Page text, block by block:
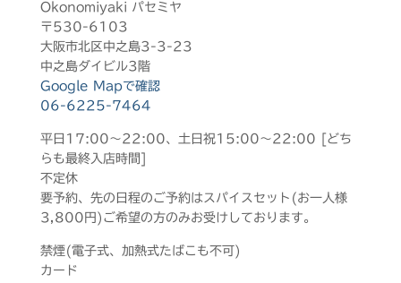
Okonomiyaki パセミヤ
〒530-6103
大阪市北区中之島3-3-23
中之島ダイビル3階
Google Mapで確認
06-6225-7464
平日17:00～22:00、土日祝15:00～22:00 [どち
らも最終入店時間]
不定休
要予約、先の日程のご予約はスパイスセット(お一人様
3,800円)ご希望の方のみお受けしております。
禁煙(電子式、加熱式たばこも不可)
カード